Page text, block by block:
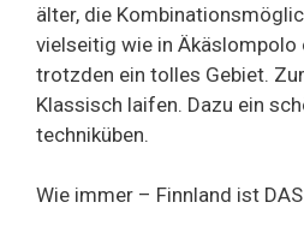
älter, die
vielseitig wie in Äkäslompolo
trotzden ein tolles Gebiet.
Klassisch laifen. Dazu ein
techniküben.
Wie immer – Finnland ist